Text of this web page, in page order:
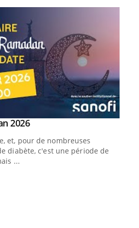
2026Youtube
et, pour de nombreuses
diabète, c'est une période de
...